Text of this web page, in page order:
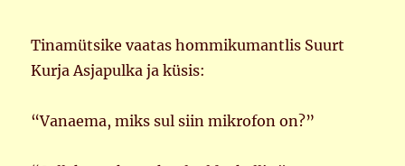
Tinamütsike vaatas hommikumantlis Suurt
Kurja Asjapulka ja küsis:
“Vanaema, miks sul siin mikrofon on?”